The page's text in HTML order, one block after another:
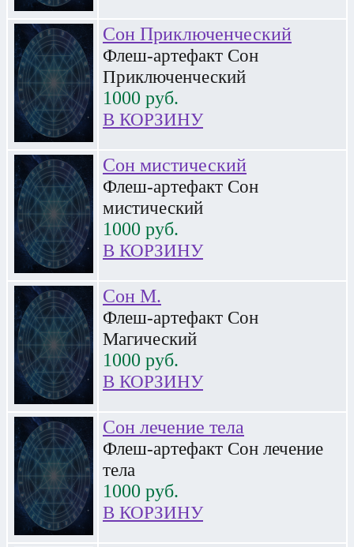
Сон Приключенческий
Флеш-артефакт Сон
Приключенческий
1000 руб.
В КОРЗИНУ
Сон мистический
Флеш-артефакт Сон
мистический
1000 руб.
В КОРЗИНУ
Сон М.
Флеш-артефакт Сон
Магический
1000 руб.
В КОРЗИНУ
Сон лечение тела
Флеш-артефакт Сон лечение
тела
1000 руб.
В КОРЗИНУ